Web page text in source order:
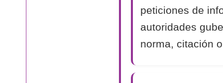
peticiones de
autoridades
norma, citación